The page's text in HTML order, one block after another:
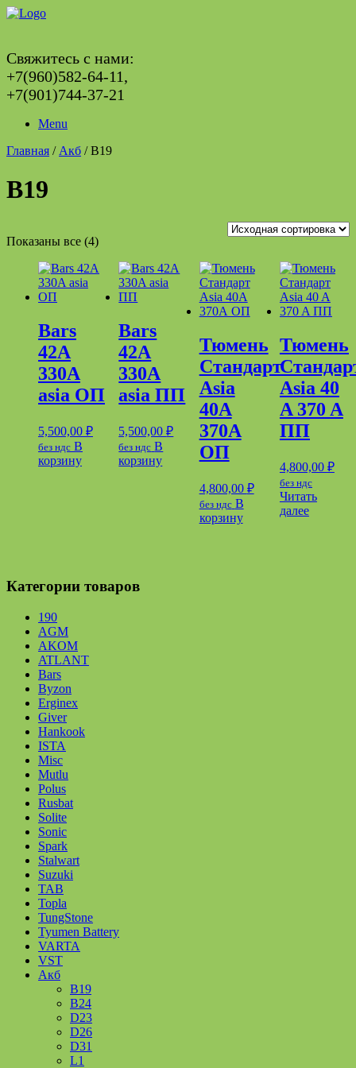
Skip
Свяжитесь с нами:
+7(960)582-64-11,
+7(901)744-37-21
Menu
Главная / Акб / B19
B19
Показаны все (4)
Bars
42A
330A
asia ОП
5,500,00 ₽
без ндс В
корзину
Bars
42A
330A
asia ПП
5,500,00₽
без ндс В
корзину
Тюмень
Стандарт
Asia
40А
370А
ОП
4,800,00 ₽
без ндс В
корзину
Тюмень
Аsia 40
A 370 A
ПП
4,800,00 ₽
без ндс
Читать
далее
Категории товаров
190
AGM
AKOM
ATLANT
Bars
Byzon
Erginex
Giver
Hankook
ISTA
Misc
Mutlu
Polus
Rusbat
Solite
Sonic
Spark
Stalwart
Suzuki
TAB
Topla
TungStone
Tyumen Battery
VARTA
VST
Акб
B19
B24
D23
D26
D31
L1